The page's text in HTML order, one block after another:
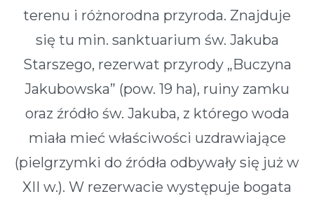
terenu i różnorodna przyroda. Znajduje
się tu min. sanktuarium św. Jakuba
Starszego, rezerwat przyrody „Buczyna
Jakubowska” (pow. 19 ha), ruiny zamku
oraz źródło św. Jakuba, z którego woda
miała mieć właściwości uzdrawiające
(pielgrzymki do źródła odbywały się już w
XII w.). W rezerwacie występuje bogata